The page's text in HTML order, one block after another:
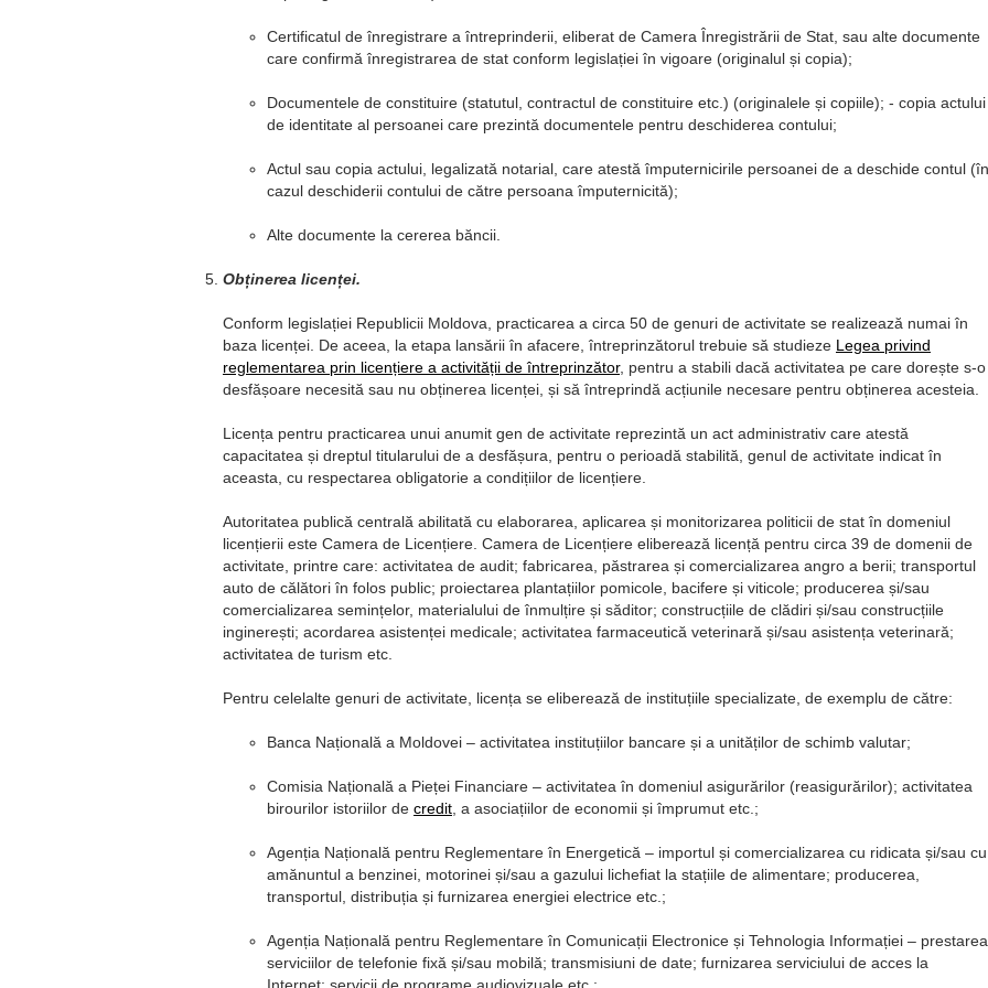
Certificatul de înregistrare a întreprinderii, eliberat de Camera Înregistrării de Stat, sau alte documente
care confirmă înregistrarea de stat conform legislației în vigoare (originalul și copia);
Documentele de constituire (statutul, contractul de constituire etc.) (originalele și copiile); - copia actului
de identitate al persoanei care prezintă documentele pentru deschiderea contului;
Actul sau copia actului, legalizată notarial, care atestă împuternicirile persoanei de a deschide contul (în
cazul deschiderii contului de către persoana împuternicită);
Alte documente la cererea băncii.
Obținerea licenței.
Conform legislației Republicii Moldova, practicarea a circa 50 de genuri de activitate se realizează numai în
baza licenței. De aceea, la etapa lansării în afacere, întreprinzătorul trebuie să studieze Legea privind
reglementarea prin licențiere a activității de întreprinzător, pentru a stabili dacă activitatea pe care dorește s-o
desfășoare necesită sau nu obținerea licenței, și să întreprindă acțiunile necesare pentru obținerea acesteia.
Licența pentru practicarea unui anumit gen de activitate reprezintă un act administrativ care atestă
capacitatea și dreptul titularului de a desfășura, pentru o perioadă stabilită, genul de activitate indicat în
aceasta, cu respectarea obligatorie a condițiilor de licențiere.
Autoritatea publică centrală abilitată cu elaborarea, aplicarea și monitorizarea politicii de stat în domeniul
licențierii este Camera de Licențiere. Camera de Licențiere eliberează licență pentru circa 39 de domenii de
activitate, printre care: activitatea de audit; fabricarea, păstrarea și comercializarea angro a berii; transportul
auto de călători în folos public; proiectarea plantațiilor pomicole, bacifere și viticole; producerea și/sau
comercializarea semințelor, materialului de înmulțire și săditor; construcțiile de clădiri și/sau construcțiile
inginerești; acordarea asistenței medicale; activitatea farmaceutică veterinară și/sau asistența veterinară;
activitatea de turism etc.
Pentru celelalte genuri de activitate, licența se eliberează de instituțiile specializate, de exemplu de către:
Banca Națională a Moldovei – activitatea instituțiilor bancare și a unităților de schimb valutar;
Comisia Națională a Pieței Financiare – activitatea în domeniul asigurărilor (reasigurărilor); activitatea
birourilor istoriilor de credit , a asociațiilor de economii și împrumut etc.;
Agenția Națională pentru Reglementare în Energetică – importul și comercializarea cu ridicata și/sau cu
amănuntul a benzinei, motorinei și/sau a gazului lichefiat la stațiile de alimentare; producerea,
transportul, distribuția și furnizarea energiei electrice etc.;
Agenția Națională pentru Reglementare în Comunicații Electronice și Tehnologia Informației – prestarea
serviciilor de telefonie fixă și/sau mobilă; transmisiuni de date; furnizarea serviciului de acces la